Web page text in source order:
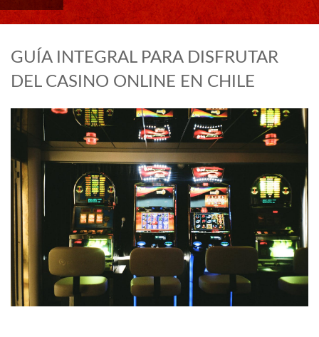
GUÍA INTEGRAL PARA DISFRUTAR
DEL CASINO ONLINE EN CHILE